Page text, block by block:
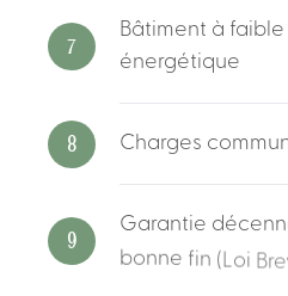
7
Bâtiment à faible
énergétique
8 Charges
9
Garantie
bonne fin (Loi